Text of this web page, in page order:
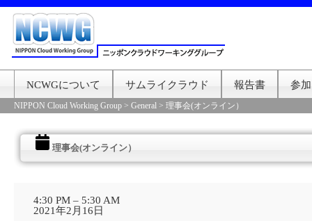
NCWGについて サムライクラウド 報告書 参
NIPPON Cloud Working Group > General > 理事会(オンライン）
理事会(オンライン）
4:30 PM – 5:30 AM
2021年2月16日